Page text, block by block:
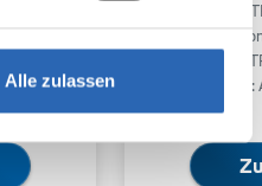
Alle zulassen
441 km
2
-
0 g/km
-Klasse: